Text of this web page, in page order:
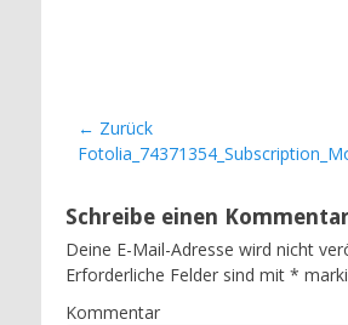
Beitragsnavigation
← Zurück
Vorheriger
Schreibe einen Kommentar
Deine E-Mail-Adresse wird nicht
Erforderliche Felder sind mit *
Kommentar